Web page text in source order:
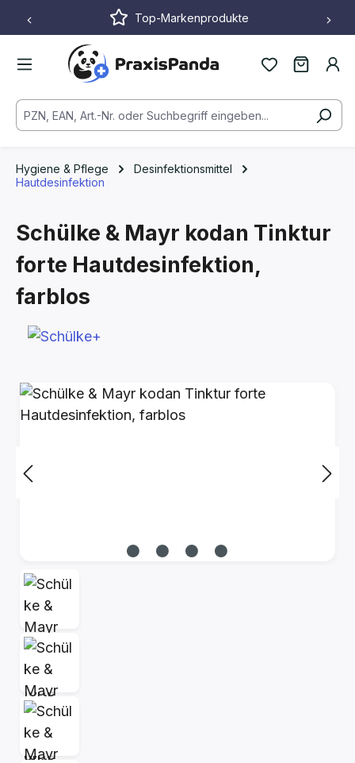
Zum Hauptinhalt springenTop-Markenprodukte
Hygiene & Pflege
Desinfektionsmittel
Hautdesinfektion
Schülke & Mayr kodan Tinktur
forte Hautdesinfektion,
farblos
Bildergalerie überspringen